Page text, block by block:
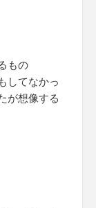
もの
してなかっ
が想像する